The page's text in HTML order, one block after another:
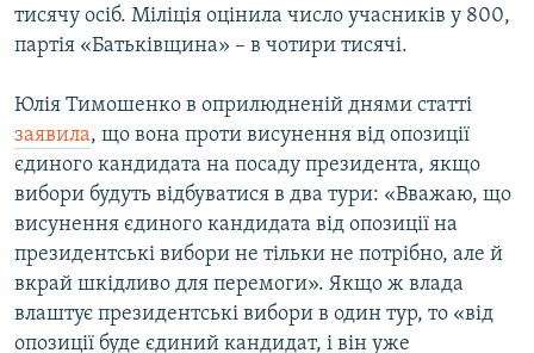
тисячу осіб. Міліція оцінила число учасників у 800,
партія «Батьківщина» – в чотири тисячі.
Юлія Тимошенко в оприлюдненій днями статті
заявила, що вона проти висунення від опозиції
єдиного кандидата на посаду президента, якщо
вибори будуть відбуватися в два тури: «Вважаю, що
висунення єдиного кандидата від опозиції на
президентські вибори не тільки не потрібно, але й
вкрай шкідливо для перемоги». Якщо ж влада
влаштує президентські вибори в один тур, то «від
опозиції буде єдиний кандидат, і він уже